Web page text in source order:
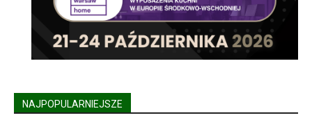
NAJPOPULARNIEJSZE